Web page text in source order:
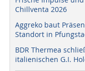
Chillventa 2026
Aggreko baut
Standort in
BDR Thermea
italienischen G.I.